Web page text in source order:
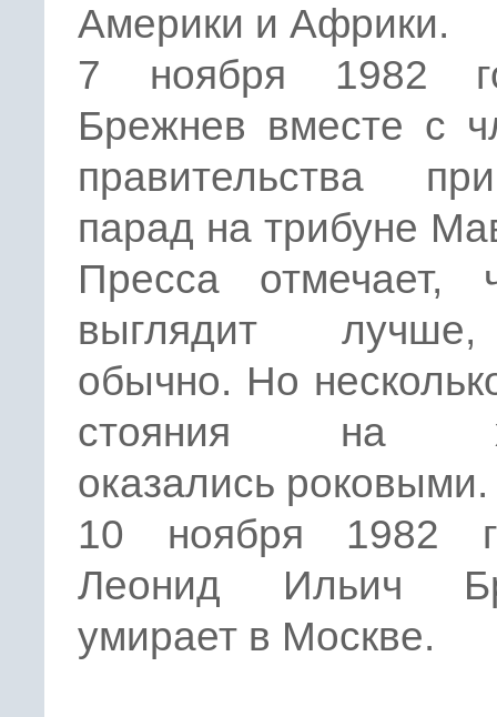
Америки и Африки.
7 ноября 1982
Брежнев вместе с
правительства
парад на трибуне
Пресса отмечает,
выглядит
обычно. Но
стояния на
оказались роковыми.
10 ноября 1982
Леонид Ильич
умирает в Москве.